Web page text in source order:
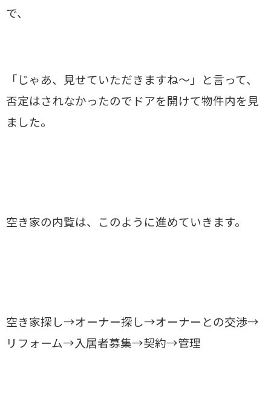
で、
「じゃあ、見せていただきますね～」と言って、
否定はされなかったのでドアを開けて物件内を見
ました。
空き家の内覧は、このように進めていきます。
空き家探し→オーナー探し→オーナーとの交渉→
リフォーム→入居者募集→契約→管理